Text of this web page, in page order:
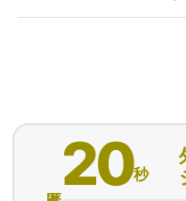
20秒